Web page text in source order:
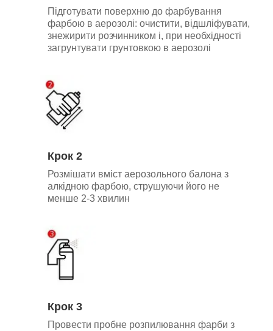
Підготувати поверхню до фарбування
фарбою в аерозолі: очистити, відшліфувати,
знежирити розчинником і, при необхідності
загрунтувати грунтовкою в аерозолі
Крок 2
Розмішати вміст аерозольного балона з
алкідною фарбою, струшуючи його не
менше 2-3 хвилин
Крок 3
Провести пробне розпилювання фарби з